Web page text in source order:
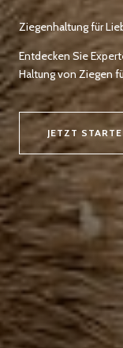
Ziegenhaltung für
Entdecken Sie
Haltung von Ziegen
JETZT